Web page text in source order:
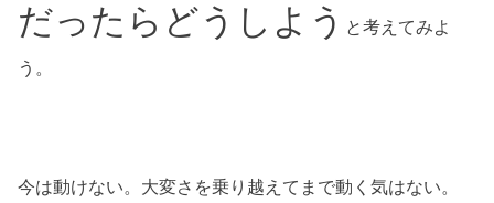
だったらどうしよう と考えてみよ
う。
今は動けない。大変さを乗り越えてまで動く気はない。